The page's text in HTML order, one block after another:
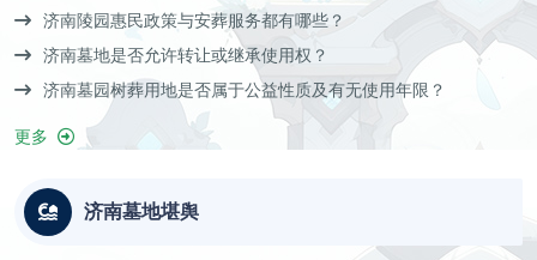
济南陵园惠民政策与安葬服务都有哪些？
济南墓地是否允许转让或继承使用权？
济南墓园树葬用地是否属于公益性质及有无使用年限？
更多
济南墓地堪舆